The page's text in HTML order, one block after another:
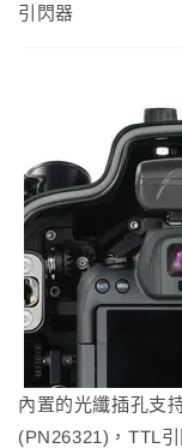
引閃器
內置的光纖插孔支
(PN26321)，TTL